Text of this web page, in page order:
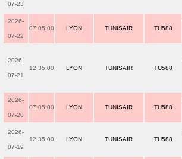
07-23
2026-
07-22
07:05:00 LYON TUNISAIR TU588
2026-
07-21
12:35:00 LYON TUNISAIR TU588
2026-
07-20
07:05:00 LYON TUNISAIR TU588
2026-
07-19
12:35:00 LYON TUNISAIR TU588